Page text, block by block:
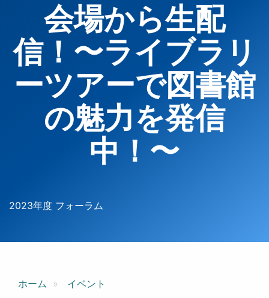
会場から生配
信！〜ライブラリ
ーツアーで図書館
の魅力を発信
中！〜
2023年度 フォーラム
ホーム イベント